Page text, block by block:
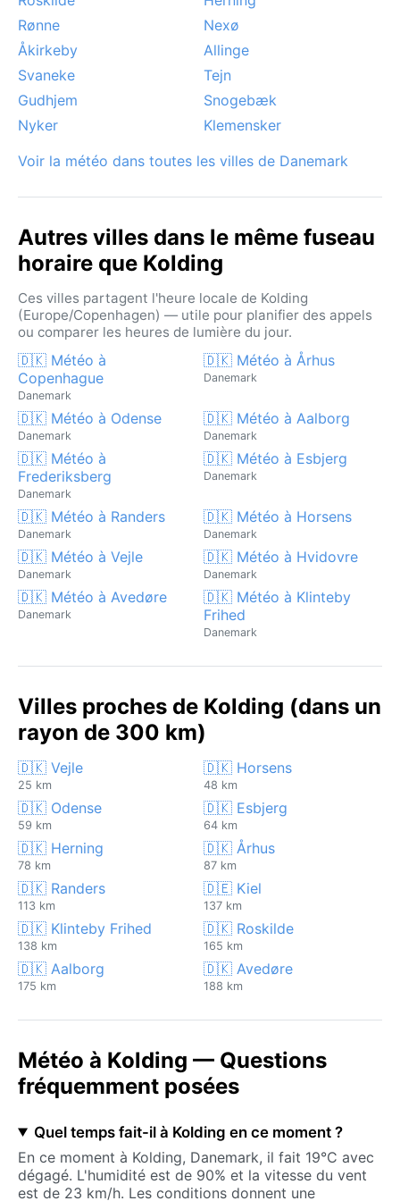
Rønne
Nexø
Åkirkeby
Allinge
Svaneke
Tejn
Gudhjem
Snogebæk
Nyker
Klemensker
Voir la météo dans toutes les villes de Danemark
Autres villes dans le même fuseau
horaire que Kolding
Ces villes partagent l'heure locale de Kolding
(Europe/Copenhagen) — utile pour planifier des appels
ou comparer les heures de lumière du jour.
🇩🇰 Météo à
Copenhague
Danemark
🇩🇰 Météo à Århus
Danemark
🇩🇰 Météo à Odense
Danemark
🇩🇰 Météo à Aalborg
Danemark
🇩🇰 Météo à
Frederiksberg
Danemark
🇩🇰 Météo à Esbjerg
Danemark
🇩🇰 Météo à Randers
Danemark
🇩🇰 Météo à Horsens
Danemark
🇩🇰 Météo à Vejle
Danemark
🇩🇰 Météo à Hvidovre
Danemark
🇩🇰 Météo à Avedøre
Danemark
🇩🇰 Météo à Klinteby
Frihed
Danemark
Villes proches de Kolding (dans un
rayon de 300 km)
🇩🇰 Vejle
25 km
🇩🇰 Horsens
48 km
🇩🇰 Odense
59 km
🇩🇰 Esbjerg
64 km
🇩🇰 Herning
78 km
🇩🇰 Århus
87 km
🇩🇰 Randers
113 km
🇩🇪 Kiel
137 km
🇩🇰 Klinteby Frihed
138 km
🇩🇰 Roskilde
165 km
🇩🇰 Aalborg
175 km
🇩🇰 Avedøre
188 km
Météo à Kolding — Questions
fréquemment posées
Quel temps fait-il à Kolding en ce moment ?
En ce moment à Kolding, Danemark, il fait 19°C avec
dégagé. L'humidité est de 90% et la vitesse du vent
est de 23 km/h. Les conditions donnent une